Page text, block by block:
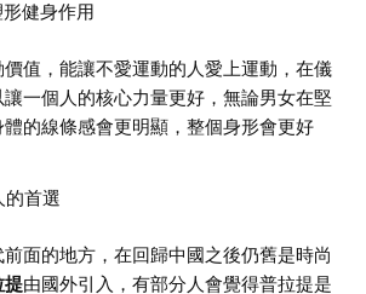
健身作用
值，能讓不愛運動的人愛上運動，在儀
一個人的核心力量更好，無論男女在堅
的線條感會更明顯，整個身形會更好
的首選
面的地方，在回歸中國之後仍舊是時尚
提由國外引入，有部分人會覺得普拉提是